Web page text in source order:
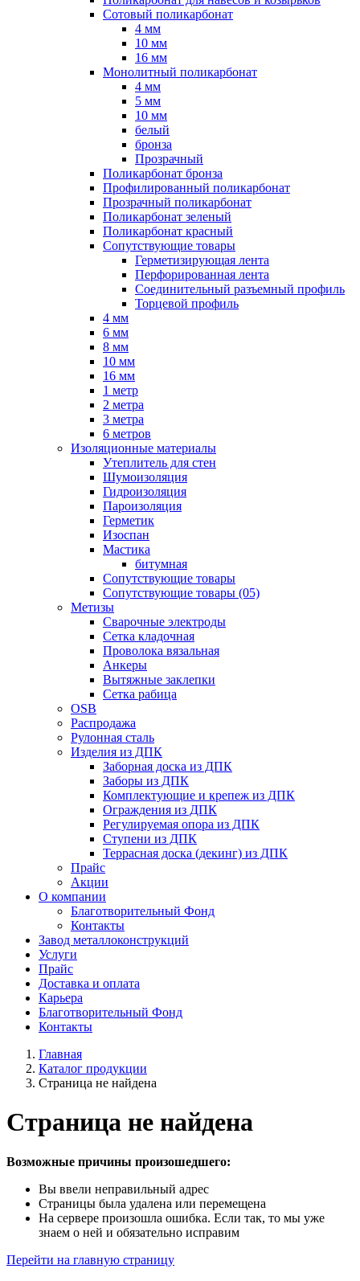
Сотовый поликарбонат
4 мм
10 мм
16 мм
Монолитный поликарбонат
4 мм
5 мм
10 мм
белый
бронза
Прозрачный
Поликарбонат бронза
Профилированный поликарбонат
Прозрачный поликарбонат
Поликарбонат зеленый
Поликарбонат красный
Сопутствующие товары
Герметизирующая лента
Перфорированная лента
Соединительный разъемный профиль
Торцевой профиль
4 мм
6 мм
8 мм
10 мм
16 мм
1 метр
2 метра
3 метра
6 метров
Изоляционные материалы
Утеплитель для стен
Шумоизоляция
Гидроизоляция
Пароизоляция
Герметик
Изоспан
Мастика
битумная
Сопутствующие товары
Сопутствующие товары (05)
Метизы
Сварочные электроды
Сетка кладочная
Проволока вязальная
Анкеры
Вытяжные заклепки
Сетка рабица
OSB
Распродажа
Рулонная сталь
Изделия из ДПК
Заборная доска из ДПК
Заборы из ДПК
Комплектующие и крепеж из ДПК
Ограждения из ДПК
Регулируемая опора из ДПК
Ступени из ДПК
Террасная доска (декинг) из ДПК
Прайс
Акции
О компании
Благотворительный Фонд
Контакты
Завод металлоконструкций
Услуги
Прайс
Доставка и оплата
Карьера
Благотворительный Фонд
Контакты
Главная
Каталог продукции
Страница не найдена
Страница не найдена
Возможные причины произошедшего:
Вы ввели неправильный адрес
Страницы была удалена или перемещена
На сервере произошла ошибка. Если так, то мы уже
знаем о ней и обязательно исправим
Перейти на главную страницу